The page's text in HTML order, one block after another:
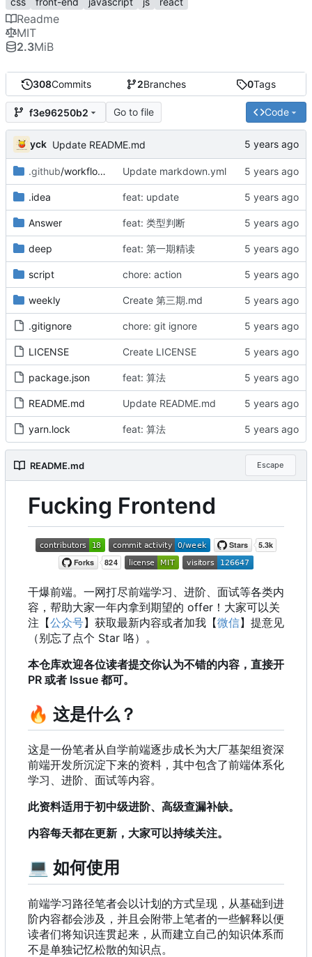
308Commits 2Branches 0Tags
f3e96250b2 Go to file Code
yck Update README.md
.github/workflows Update markdown.yml
.idea feat: update
Answer feat: 类型判断
deep feat: 第一期精读
script chore: action
weekly Create 第三期.md
.gitignore chore: git ignore
LICENSE Create LICENSE
package.json feat: 算法
README.md Update README.md
yarn.lock feat: 算法
README.md Escape
Fucking Frontend
干爆前端。一网打尽前端学习、进阶、面试等各类内
容，帮助大家一年内拿到期望的 offer ！ 大家可以关
注【公众号】获取最新内容或者加我【微信】提意见
（别忘了点个 Star 咯）。
本仓库欢迎各位读者提交你认为不错的内容，直接开
PR 或者 Issue 都可。
🔥 这是什么？
这是一份笔者从自学前端逐步成长为大厂基架组资深
前端开发所沉淀下来的资料，其中包含了前端体系化
学习、进阶、面试等内容。
此资料适用于初中级进阶、高级查漏补缺。
内容每天都在更新，大家可以持续关注。
💻 如何使用
前端学习路径笔者会以计划的方式呈现，从基础到进
阶内容都会涉及，并且会附带上笔者的一些解释以便
读者们将知识连贯起来，从而建立自己的知识体系而
不是单独记忆松散的知识点。
Readme
MIT
2.3MiB